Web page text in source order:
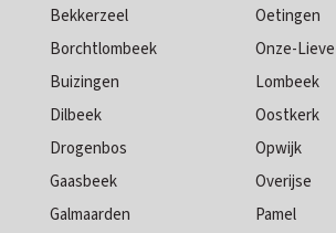
Bekkerzeel
Borchtlombeek
Buizingen
Dilbeek
Drogenbos
Gaasbeek
Galmaarden
Oetingen
Onze-
Lombeek
Oostkerk
Opwijk
Overijse
Pamel